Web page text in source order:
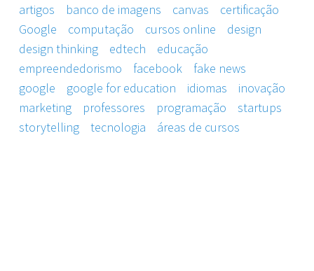
artigos banco de imagens canvas
certificação
Google
computação cursos online
design
design thinking
edtech
educação
empreendedorismo
facebook
fake news
google
google for education idiomas
inovação
marketing
professores programação
startups
storytelling
tecnologia áreas de cursos